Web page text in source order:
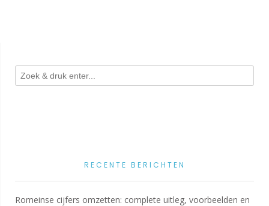
RECENTE BERICHTEN
Romeinse cijfers omzetten: complete uitleg, voorbeelden en